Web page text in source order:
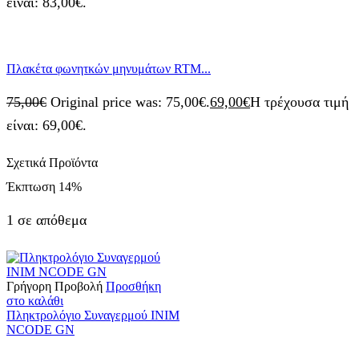
Πλακέτα φωνητκών μηνυμάτων RTM...
75,00€ Original price was: 75,00€.69,00€Η τρέχουσα τιμή
είναι: 69,00€.
Σχετικά Προϊόντα
Έκπτωση 14%
1 σε απόθεμα
Γρήγορη Προβολή Προσθήκη
στο καλάθι
Πληκτρολόγιο Συναγερμού INIM
NCODE GN